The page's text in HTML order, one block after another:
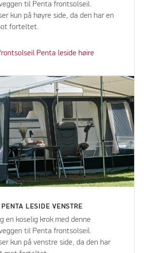
til Penta frontsolseil.
kun på høyre side, da den har en
forteltet.
Penta leside høire
LESIDE VENSTRE
en koselig krok med denne
til Penta frontsolseil.
kun på venstre side, da den har